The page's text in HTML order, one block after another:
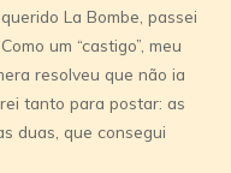
La Bombe, passei
um “castigo”, meu
resolveu que não ia
tanto para postar: as
duas, que consegui